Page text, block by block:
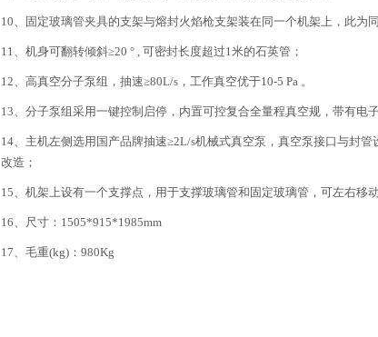
10、固定玻璃管夹具的支架与熔封火焰枪支架装在同一个机架上，此为
11、机身可翻转倾斜≥20 ° , 可密封长度超过1米的石英管；
12、高真空分子泵组，抽速≥80L/s，工作真空优于10-5 Pa 。
13、分子泵组采用一键控制启停，内置可控复合全量程真空规，带有电
14、主机左侧选用国产品牌抽速≥2L/s机械式真空泵，真空泵接口与封
改造；
15、机架上设有一个支撑点，用于支撑玻璃管和固定玻璃管，可左右移动
16、尺寸：1505*915*1985mm
17、毛重(kg)：980Kg